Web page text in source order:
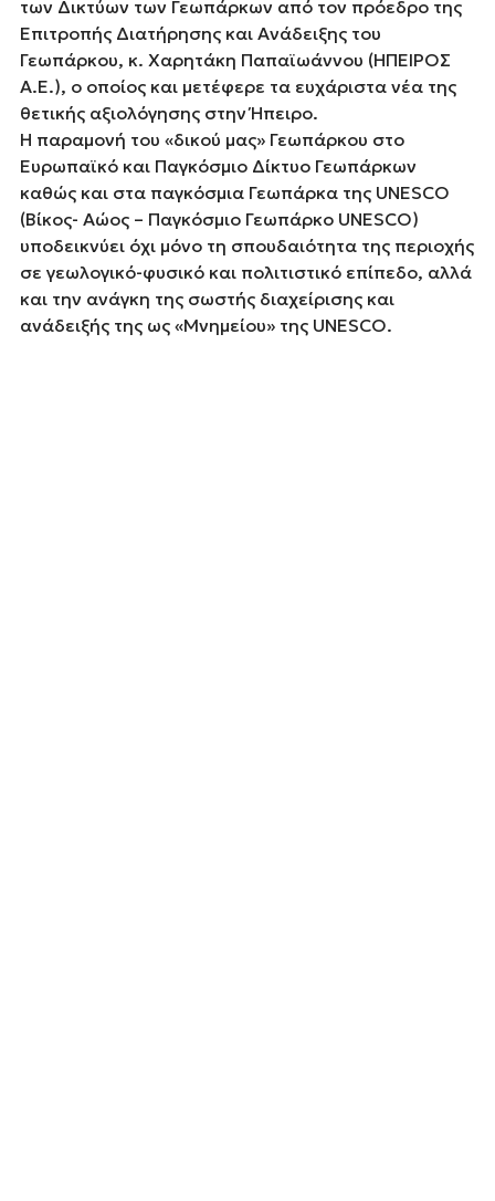
των Δικτύων των Γεωπάρκων από τον πρόεδρο της
Επιτροπής Διατήρησης και Ανάδειξης του
Γεωπάρκου, κ. Χαρητάκη Παπαϊωάννου (ΗΠΕΙΡΟΣ
Α.Ε.), ο οποίος και μετέφερε τα ευχάριστα νέα της
θετικής αξιολόγησης στην Ήπειρο.
Η παραμονή του «δικού μας» Γεωπάρκου στο
Ευρωπαϊκό και Παγκόσμιο Δίκτυο Γεωπάρκων
καθώς και στα παγκόσμια Γεωπάρκα της UNESCO
(Βίκος- Αώος – Παγκόσμιο Γεωπάρκο UNESCO)
υποδεικνύει όχι μόνο τη σπουδαιότητα της περιοχής
σε γεωλογικό-φυσικό και πολιτιστικό επίπεδο, αλλά
και την ανάγκη της σωστής διαχείρισης και
ανάδειξής της ως «Μνημείου» της UNESCO.